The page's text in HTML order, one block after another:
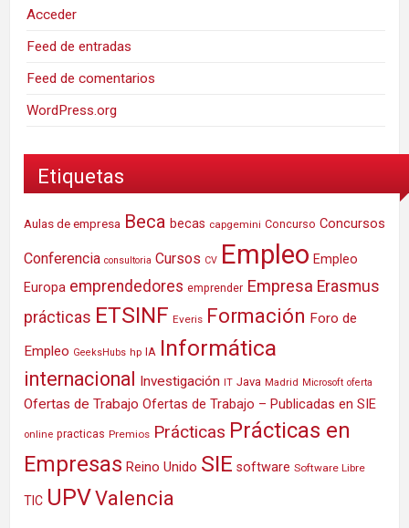
Acceder
Feed de entradas
Feed de comentarios
WordPress.org
Etiquetas
Aulas de empresa Beca becas capgemini Concurso Concursos
Conferencia consultoria Cursos CV Empleo Empleo
Europa emprendedores emprender Empresa Erasmus
prácticas ETSINF Everis Formación Foro de
Empleo GeeksHubs hp IA Informática
internacional Investigación IT Java Madrid Microsoft oferta
Ofertas de Trabajo Ofertas de Trabajo – Publicadas en SIE
online practicas Premios Prácticas Prácticas en
Empresas Reino Unido SIE software Software Libre
TIC UPVValencia